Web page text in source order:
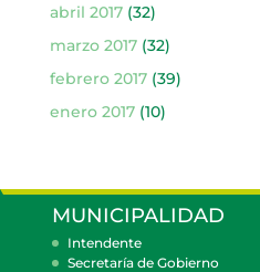
abril 2017(32)
marzo 2017(32)
febrero 2017(39)
enero 2017(10)
MUNICIPALIDAD
Intendente
Secretaría de Gobierno